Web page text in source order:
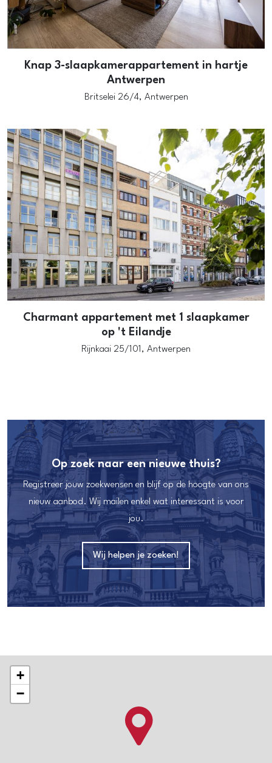
Knap 3-slaapkamerappartement in hartje
Antwerpen
Britselei 26/4, Antwerpen
Charmant appartement met 1 slaapkamer
op 't Eilandje
Rijnkaai 25/101, Antwerpen
Op zoek naar een nieuwe thuis?
Registreer jouw zoekwensen en blijf op de hoogte van ons
nieuw aanbod. Wij mailen enkel wat interessant is voor
jou.
Wij helpen je zoeken!
+
−